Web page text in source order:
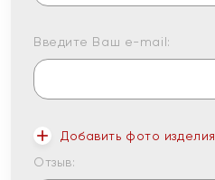
Введите Ваш e-mail:
Добавить фото изделия
Отзыв: